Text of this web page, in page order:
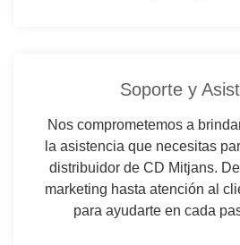
Soporte y
Nos comprometemos a
la asistencia que necesitas
distribuidor de CD Mitjans.
marketing hasta atención al
para ayudarte en cada